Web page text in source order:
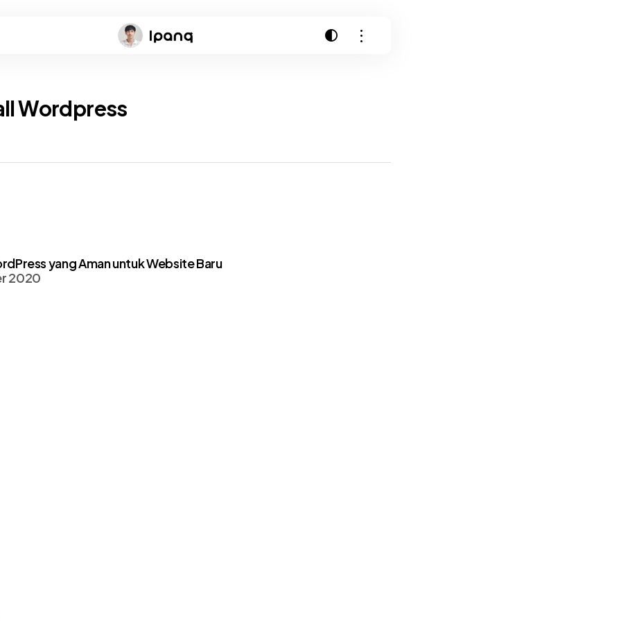
Wordpress
yang Aman untuk Website Baru
2020